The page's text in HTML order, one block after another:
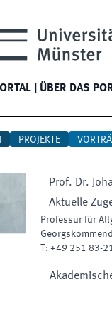
ÜBER DAS
PROJEKTE
Prof. Dr.
Aktuelle
Professur für
T: +49 251 83-